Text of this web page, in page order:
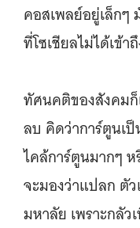
คอสเพลย์อยู่เล็กๆ
ที่โซเชียลไม่ได้เข้
ทัศนคติของสังคม
ลบ คิดว่าการ์ตูนเป็
ไคล้การ์ตูนมากๆ
จะมองว่าแปลก ตัว
มหาลัย เพราะกลั